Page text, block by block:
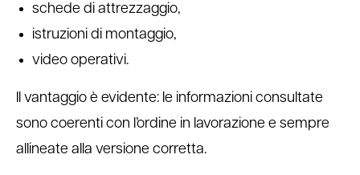
schede di attrezzaggio,
istruzioni di montaggio,
video operativi.
Il vantaggio è evidente: le informazioni consultate
sono coerenti con l’ordine in lavorazione e sempre
allineate alla versione corretta.